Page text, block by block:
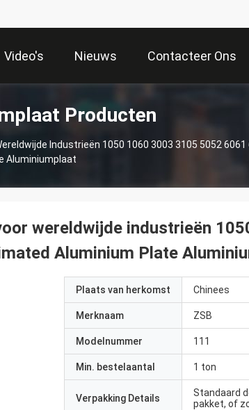
Video's Nieuws Contacteer Ons
Producten
Industrieën 1050 1060 3003 3105 5052 6061
Aluminiumplaat
wereldwijde industrieën
Aluminium Plate
Plaats van herkomst Chinees
Merknaam ZSB
Modelnummer 111
Min. bestelaantal 1 ton
Verpakking Details
Standaard
pakket, of